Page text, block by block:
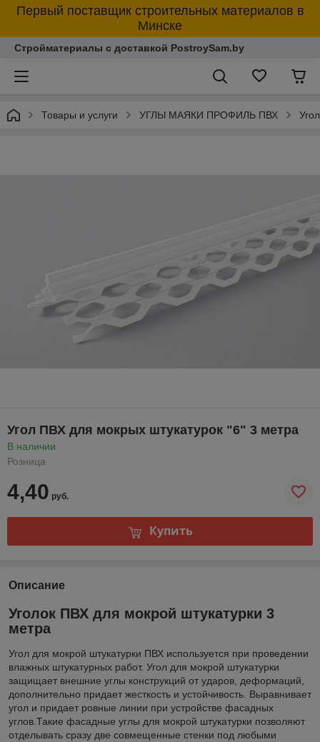
Первый поставщик строительных материалов в
Минске
Стройматериалы с доставкой PostroySam.by
Товары и услуги УГЛЫ МАЯКИ ПРОФИЛЬ ПВХ
Угол ПВХ для мокрых штукатурок "6" 3 метра
В наличии
Розница
4,40 руб.
Купить
Описание
Уголок ПВХ для мокрой штукатурки 3
метра
Угол для мокрой штукатурки ПВХ используется при проведении
влажных штукатурных работ. Угол для мокрой штукатурки
защищает внешние углы конструкций от ударов, деформаций,
дополнительно придает жесткость и устойчивость. Выравнивает
угол и придает ровные линии при устройстве фасадных
углов.Такие фасадные углы для мокрой штукатурки позволяют
отделывать сразу две совмещенные стенки под любыми